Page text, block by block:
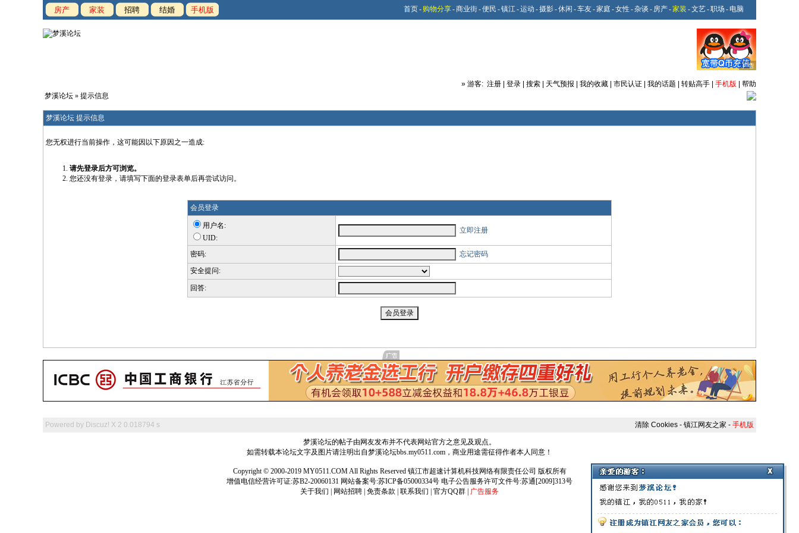
房产 家装 招聘 结婚 手机版 首页- 购物分享-商业街-便民 -镇江-运动 -摄影-休闲 -车友-家庭 -女性 -杂谈 - 房产-家装 -文艺-职场 - 电脑
» 游客: 注册 登录 搜索 天气预报 我的收藏 市民认证 我的话题 转贴高手 手机版
帮助
梦溪论坛 » 提示信息
梦溪论坛 提示信息
您无权进行当前操作，这可能因以下原因之一造成:
请先登录后方可浏览。
您还没有登录，请填写下面的登录表单后再尝试访问。
会员登录
用户名:
UID:
立即注册
密码:
忘记密码
安全提问:
回答:
Powered by Discuz! X 2 0.018794 s 清除 Cookies - 镇江网友之家 - 手机版
梦溪论坛的帖子由网友发布并不代表网站官方之意见及观点。
如需转载本论坛文字及图片请注明出自梦溪论坛bbs.my0511.com，商业用途需征得作者本人同意！
Copyright © 2000-2019 MY0511.COM All Rights Reserved 镇江市超速计算机科技网络有限责任公司 版权所有
增值电信经营许可证:苏B2-20060131 网站备案号:苏ICP备05000334号 电子公告服务许可文件号:苏通[2009]313号
关于我们
网站招聘 免责条款 联系我们 官方QQ群 广告服务